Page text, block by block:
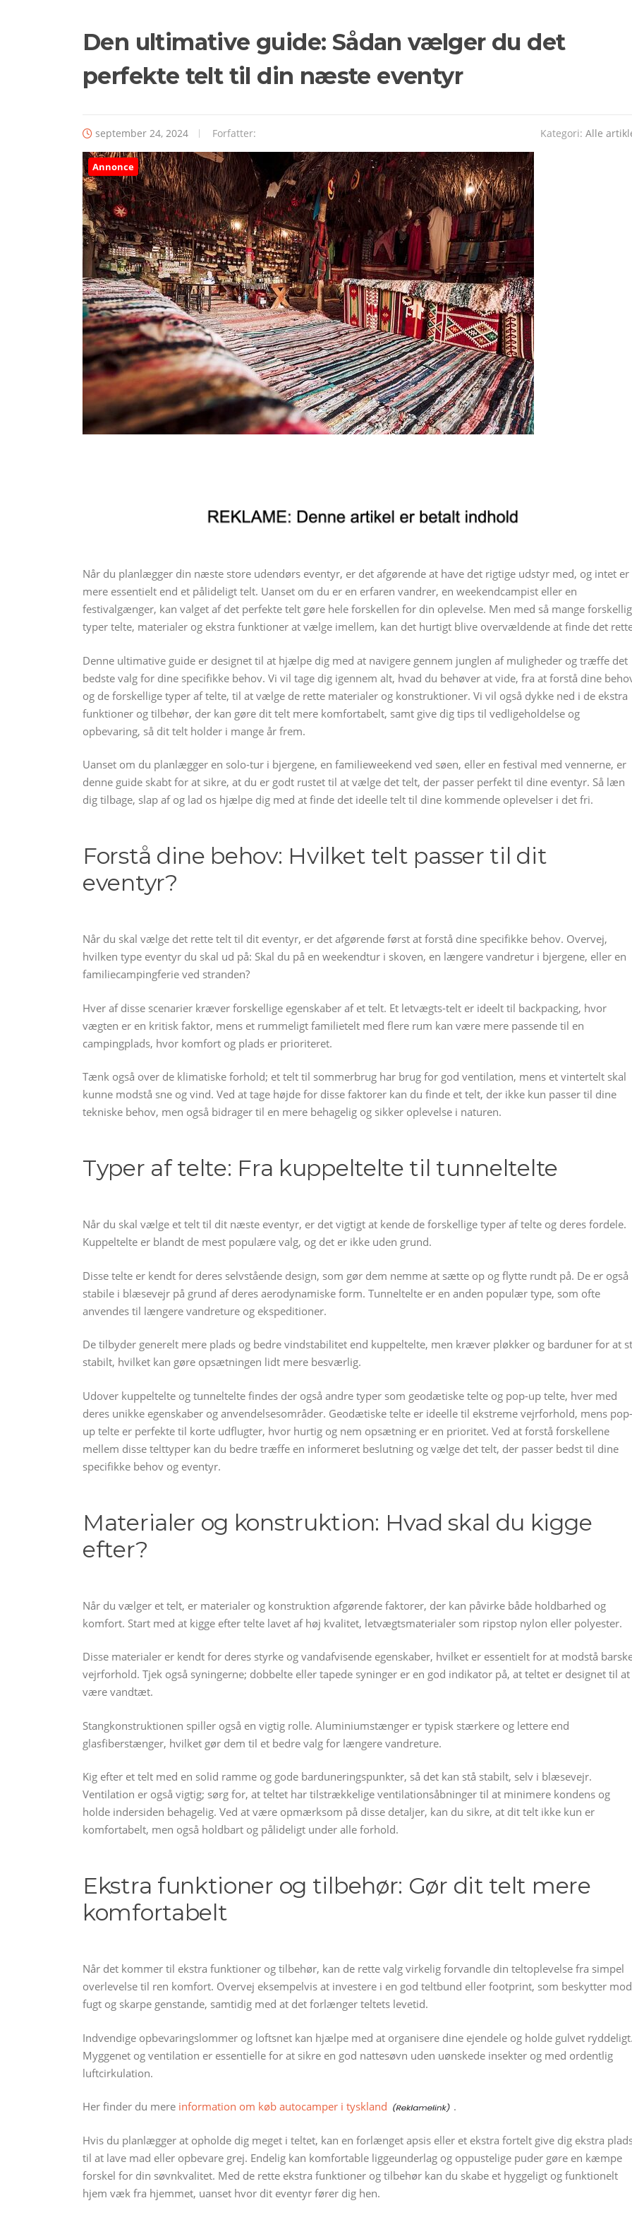
Den ultimative guide: Sådan vælger du det
perfekte telt til din næste eventyr
september 24, 2024 Forfatter: Kategori: Alle
Annonce
Når du planlægger din næste store udendørs eventyr, er det afgørende at have det rigtige udstyr med, og intet er
mere essentielt end et pålideligt telt. Uanset om du er en erfaren vandrer, en weekendcampist eller en
festivalgænger, kan valget af det perfekte telt gøre hele forskellen for din oplevelse. Men med så mange
typer telte, materialer og ekstra funktioner at vælge imellem, kan det hurtigt blive overvældende at finde det
Denne ultimative guide er designet til at hjælpe dig med at navigere gennem junglen af muligheder og træffe det
bedste valg for dine specifikke behov. Vi vil tage dig igennem alt, hvad du behøver at vide, fra at forstå dine
og de forskellige typer af telte, til at vælge de rette materialer og konstruktioner. Vi vil også dykke ned i de ekstra
funktioner og tilbehør, der kan gøre dit telt mere komfortabelt, samt give dig tips til vedligeholdelse og
opbevaring, så dit telt holder i mange år frem.
Uanset om du planlægger en solo-tur i bjergene, en familieweekend ved søen, eller en festival med vennerne, er
denne guide skabt for at sikre, at du er godt rustet til at vælge det telt, der passer perfekt til dine eventyr. Så læn
dig tilbage, slap af og lad os hjælpe dig med at finde det ideelle telt til dine kommende oplevelser i det fri.
Forstå dine behov: Hvilket telt passer til dit
eventyr?
Når du skal vælge det rette telt til dit eventyr, er det afgørende først at forstå dine specifikke behov. Overvej,
hvilken type eventyr du skal ud på: Skal du på en weekendtur i skoven, en længere vandretur i bjergene, eller en
familiecampingferie ved stranden?
Hver af disse scenarier kræver forskellige egenskaber af et telt. Et letvægts-telt er ideelt til backpacking, hvor
vægten er en kritisk faktor, mens et rummeligt familietelt med flere rum kan være mere passende til en
campingplads, hvor komfort og plads er prioriteret.
Tænk også over de klimatiske forhold; et telt til sommerbrug har brug for god ventilation, mens et vintertelt skal
kunne modstå sne og vind. Ved at tage højde for disse faktorer kan du finde et telt, der ikke kun passer til dine
tekniske behov, men også bidrager til en mere behagelig og sikker oplevelse i naturen.
Typer af telte: Fra kuppeltelte til tunneltelte
Når du skal vælge et telt til dit næste eventyr, er det vigtigt at kende de forskellige typer af telte og deres fordele.
Kuppeltelte er blandt de mest populære valg, og det er ikke uden grund.
Disse telte er kendt for deres selvstående design, som gør dem nemme at sætte op og flytte rundt på. De er også
stabile i blæsevejr på grund af deres aerodynamiske form. Tunneltelte er en anden populær type, som ofte
anvendes til længere vandreture og ekspeditioner.
De tilbyder generelt mere plads og bedre vindstabilitet end kuppeltelte, men kræver pløkker og barduner for at
stabilt, hvilket kan gøre opsætningen lidt mere besværlig.
Udover kuppeltelte og tunneltelte findes der også andre typer som geodætiske telte og pop-up telte, hver med
deres unikke egenskaber og anvendelsesområder. Geodætiske telte er ideelle til ekstreme vejrforhold, mens pop-
up telte er perfekte til korte udflugter, hvor hurtig og nem opsætning er en prioritet. Ved at forstå forskellene
mellem disse telttyper kan du bedre træffe en informeret beslutning og vælge det telt, der passer bedst til dine
specifikke behov og eventyr.
Materialer og konstruktion: Hvad skal du kigge
efter?
Når du vælger et telt, er materialer og konstruktion afgørende faktorer, der kan påvirke både holdbarhed og
komfort. Start med at kigge efter telte lavet af høj kvalitet, letvægtsmaterialer som ripstop nylon eller polyester.
Disse materialer er kendt for deres styrke og vandafvisende egenskaber, hvilket er essentielt for at modstå
vejrforhold. Tjek også syningerne; dobbelte eller tapede syninger er en god indikator på, at teltet er designet til at
være vandtæt.
Stangkonstruktionen spiller også en vigtig rolle. Aluminiumstænger er typisk stærkere og lettere end
glasfiberstænger, hvilket gør dem til et bedre valg for længere vandreture.
Kig efter et telt med en solid ramme og gode barduneringspunkter, så det kan stå stabilt, selv i blæsevejr.
Ventilation er også vigtig; sørg for, at teltet har tilstrækkelige ventilationsåbninger til at minimere kondens og
holde indersiden behagelig. Ved at være opmærksom på disse detaljer, kan du sikre, at dit telt ikke kun er
komfortabelt, men også holdbart og pålideligt under alle forhold.
Ekstra funktioner og tilbehør: Gør dit telt mere
komfortabelt
Når det kommer til ekstra funktioner og tilbehør, kan de rette valg virkelig forvandle din teltoplevelse fra simpel
overlevelse til ren komfort. Overvej eksempelvis at investere i en god teltbund eller footprint, som beskytter mod
fugt og skarpe genstande, samtidig med at det forlænger teltets levetid.
Indvendige opbevaringslommer og loftsnet kan hjælpe med at organisere dine ejendele og holde gulvet
Myggenet og ventilation er essentielle for at sikre en god nattesøvn uden uønskede insekter og med ordentlig
luftcirkulation.
Her finder du mere information om køb autocamper i tyskland .
Hvis du planlægger at opholde dig meget i teltet, kan en forlænget apsis eller et ekstra fortelt give dig ekstra
til at lave mad eller opbevare grej. Endelig kan komfortable liggeunderlag og oppustelige puder gøre en kæmpe
forskel for din søvnkvalitet. Med de rette ekstra funktioner og tilbehør kan du skabe et hyggeligt og funktionelt
hjem væk fra hjemmet, uanset hvor dit eventyr fører dig hen.